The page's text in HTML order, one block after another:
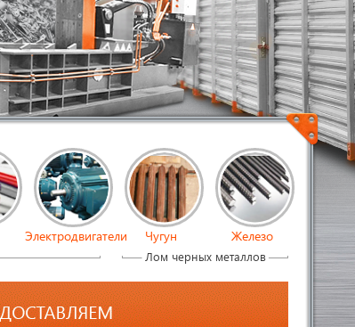
Электродвигатели Чугун Железо
Лом черных металлов